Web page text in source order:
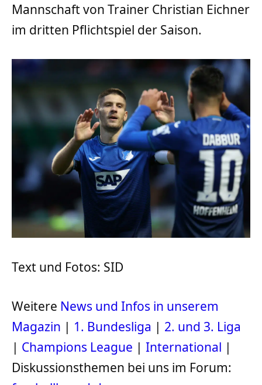
Mannschaft von Trainer Christian Eichner
im dritten Pflichtspiel der Saison.
Text und Fotos: SID
Weitere News und Infos in unserem
Magazin | 1. Bundesliga | 2. und 3. Liga
| Champions League | International |
Diskussionsthemen bei uns im Forum: